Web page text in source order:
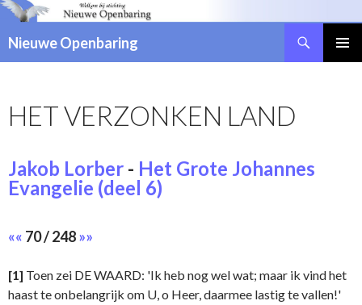
Nieuwe Openbaring
SPRINGEN
HET VERZONKEN LAND
Jakob Lorber - Het Grote Johannes
Evangelie (deel 6)
«« 70 / 248»»
[1] Toen zei DE WAARD: 'Ik heb nog wel wat; maar ik vind het
haast te onbelangrijk om U, o Heer, daarmee lastig te vallen!'